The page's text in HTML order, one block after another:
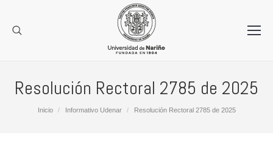
Resolución Rectoral 2785 de 2025
Estás aquí:
Inicio Informativo Udenar Resolución Rectoral 2785 de 2025